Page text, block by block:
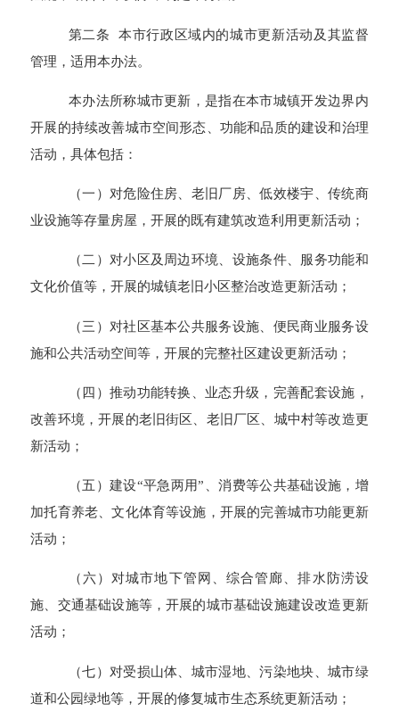
第二条 本市行政区域内的城市更新活动及其监督
管理，适用本办法。
本办法所称城市更新，是指在本市城镇开发边界内
开展的持续改善城市空间形态、功能和品质的建设和治理
活动，具体包括：
（一）对危险住房、老旧厂房、低效楼宇、传统商
业设施等存量房屋，开展的既有建筑改造利用更新活动；
（二）对小区及周边环境、设施条件、服务功能和
文化价值等，开展的城镇老旧小区整治改造更新活动；
（三）对社区基本公共服务设施、便民商业服务设
施和公共活动空间等，开展的完整社区建设更新活动；
（四）推动功能转换、业态升级，完善配套设施，
改善环境，开展的老旧街区、老旧厂区、城中村等改造更
新活动；
（五）建设“平急两用”、消费等公共基础设施，增
加托育养老、文化体育等设施，开展的完善城市功能更新
活动；
（六）对城市地下管网、综合管廊、排水防涝设
施、交通基础设施等，开展的城市基础设施建设改造更新
活动；
（七）对受损山体、城市湿地、污染地块、城市绿
道和公园绿地等，开展的修复城市生态系统更新活动；